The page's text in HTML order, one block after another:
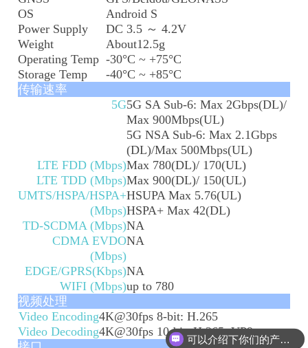
OS
Android S
Power Supply
DC 3.5 ～ 4.2V
Weight
About12.5g
Operating Temp -30°C ~ +75°C
Storage Temp
-40°C ~ +85°C
传输速率
5G5G SA Sub-6: Max 2Gbps(DL)/
Max 900Mbps(UL)
5G NSA Sub-6: Max 2.1Gbps
(DL)/Max 500Mbps(UL)
LTE FDD (Mbps)Max 780(DL)/ 170(UL)
LTE TDD (Mbps)Max 900(DL)/ 150(UL)
UMTS/HSPA/HSPA+
(Mbps)
HSUPA Max 5.76(UL)
HSPA+ Max 42(DL)
TD-SCDMA (Mbps)NA
CDMA EVDO
(Mbps)
NA
EDGE/GPRS(Kbps)NA
WIFI (Mbps)up to 780
视频处理
Video Encoding4K@30fps 8-bit: H.265
Video Decoding4K@30fps 10-bit: H.265, VP9
可以介绍下你们的产品么